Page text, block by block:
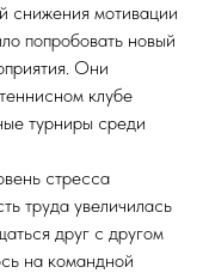
снижения мотивации
попробовать новый
Они
клубе
турниры среди
стресса
труда увеличилась
друг с другом
на командной